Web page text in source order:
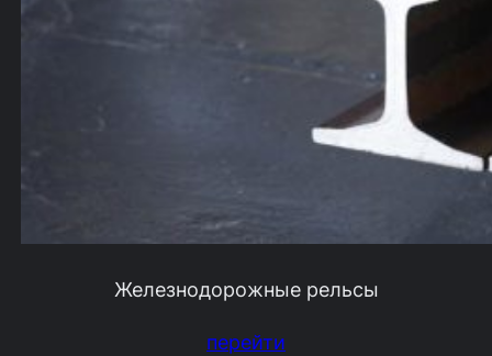
Железнодорожные рельсы
перейти